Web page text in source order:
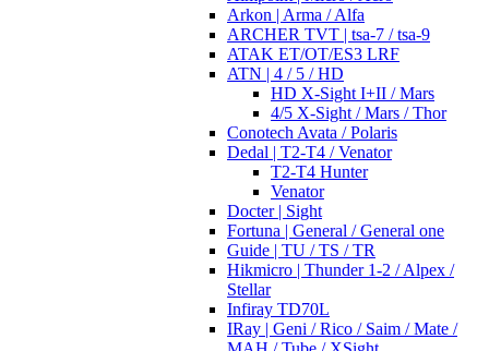
Arkon | Arma / Alfa
ARCHER TVT | tsa-7 / tsa-9
ATAK ET/OT/ES3 LRF
ATN | 4 / 5 / HD
HD X-Sight I+II / Mars
4/5 X-Sight / Mars / Thor
Conotech Avata / Polaris
Dedal | T2-T4 / Venator
T2-T4 Hunter
Venator
Docter | Sight
Fortuna | General / General one
Guide | TU / TS / TR
Hikmicro | Thunder 1-2 / Alpex /
Stellar
Infiray TD70L
IRay | Geni / Rico / Saim / Mate /